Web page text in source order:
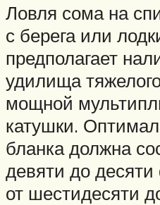
Ловля сома на
с берега или
предполагает
удилища
мощной
катушки.
бланка должна
девяти до
от шестидесяти